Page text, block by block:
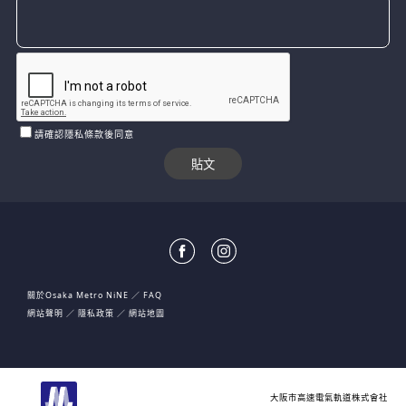
請確認隱私條款後同意
關於Osaka Metro NiNE
FAQ
網站聲明
隱私政策 網站地圖
大阪市高速電氣軌道株式會社